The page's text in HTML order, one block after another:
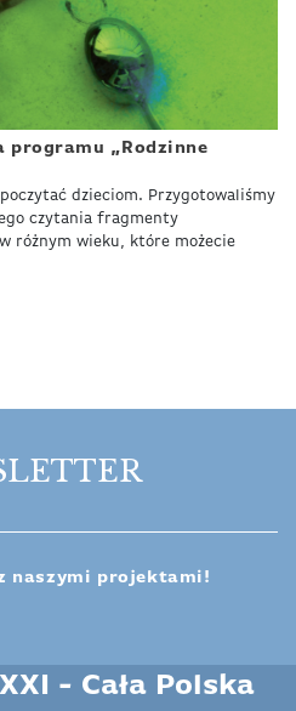
programu „Rodzinne
dzieciom. Przygotowaliśmy
czytania fragmenty
różnym wieku, które możecie
naszymi projektami!
- Cała Polska